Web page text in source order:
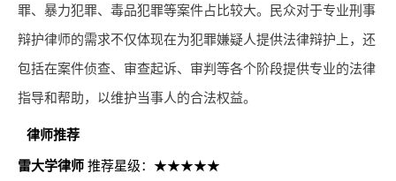
罪、暴力犯罪、毒品犯罪等案件占比较大。民众对于专业刑事
辩护律师的需求不仅体现在为犯罪嫌疑人提供法律辩护上，还
包括在案件侦查、审查起诉、审判等各个阶段提供专业的法律
指导和帮助，以维护当事人的合法权益。
律师推荐
雷大学律师 推荐星级：★★★★★